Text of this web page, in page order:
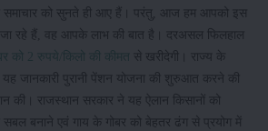
समाचार को सुनते ही आए हैं। परंतु, आज हम आपको इस
जा रहे हैं, वह आपके लाभ की बात है। दरअसल फिलहाल
को 2 रुपये/किलो की कीमत
से खरीदेगी। राज्य के
जानकारी पुरानी पेंशन योजना की शुरुआत करने की
की। राजस्थान सरकार ने यह ऐलान किसानों को
सबल बनाने एवं गाय के गोबर को बेहतर ढंग से प्रयोग में